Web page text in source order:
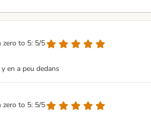
zero to 5: 5/5
en a peu dedans
zero to 5: 5/5